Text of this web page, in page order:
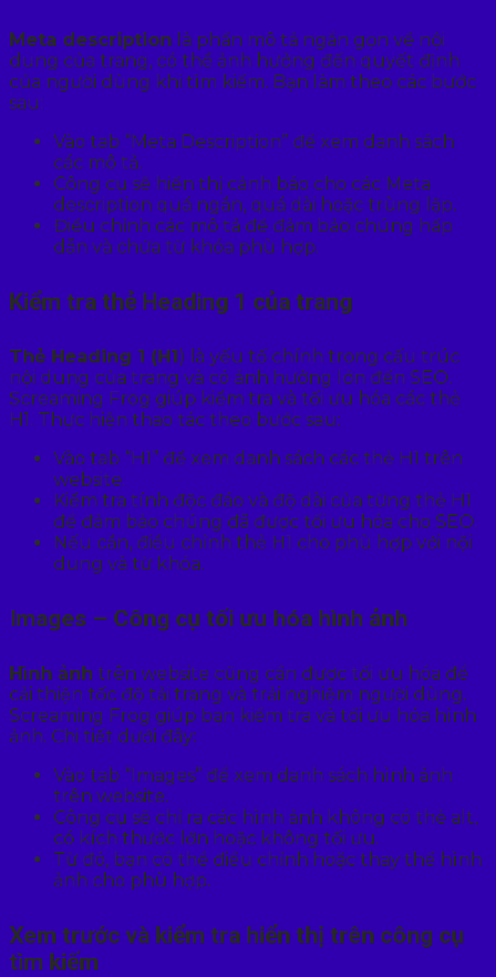
Meta description là phần mô tả ngắn gọn về nội
dung của trang, có thể ảnh hưởng đến quyết định
của người dùng khi tìm kiếm. Bạn làm theo các bước
sau:
Vào tab “Meta Description” để xem danh sách
các mô tả.
Công cụ sẽ hiển thị cảnh báo cho các Meta
description quá ngắn, quá dài hoặc trùng lặp.
Điều chỉnh các mô tả để đảm bảo chúng hấp
dẫn và chứa từ khóa phù hợp.
Kiểm tra thẻ Heading 1 của trang
Thẻ Heading 1 (H1) là yếu tố chính trong cấu trúc
nội dung của trang và có ảnh hưởng lớn đến SEO.
Screaming Frog giúp kiểm tra và tối ưu hóa các thẻ
H1. Thực hiện thao tác theo bước sau:
Vào tab “H1” để xem danh sách các thẻ H1 trên
website.
Kiểm tra tính độc đáo và độ dài của từng thẻ H1
để đảm bảo chúng đã được tối ưu hóa cho SEO.
Nếu cần, điều chỉnh thẻ H1 cho phù hợp với nội
dung và từ khóa.
Images – Công cụ tối ưu hóa hình ảnh
Hình ảnh trên website cũng cần được tối ưu hóa để
cải thiện tốc độ tải trang và trải nghiệm người dùng.
Screaming Frog giúp bạn kiểm tra và tối ưu hóa hình
ảnh. Chi tiết dưới đây:
Vào tab “Images” để xem danh sách hình ảnh
trên website.
Công cụ sẽ chỉ ra các hình ảnh không có thẻ alt,
có kích thước lớn hoặc không tối ưu.
Từ đó, bạn có thể điều chỉnh hoặc thay thế hình
ảnh cho phù hợp.
Xem trước và kiểm tra hiển thị trên công cụ
tìm kiếm